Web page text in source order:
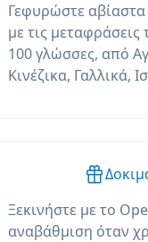
Γεφυρώστε αβίαστα
με τις
100 γλώσσες, από
Κινέζικα, Γαλλικά,
Ξεκινήστε με το
αναβάθμιση όταν